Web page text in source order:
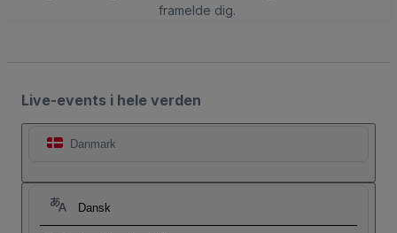
framelde dig.
Live-events i hele verden
Danmark
Dansk